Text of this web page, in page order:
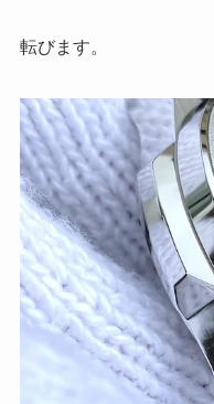
転びます。